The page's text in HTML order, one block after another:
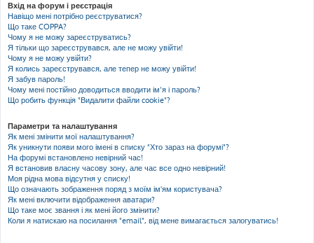
Вхід на форум і реєстрація
Навіщо мені потрібно реєструватися?
Що таке COPPA?
Чому я не можу зареєструватись?
Я тільки що зареєструвався, але не можу увійти!
Чому я не можу увійти?
Я колись зареєструвався, але тепер не можу увійти!
Я забув пароль!
Чому мені постійно доводиться вводити ім’я і пароль?
Що робить функція "Видалити файли cookie"?
Параметри та налаштування
Як мені змінити мої налаштування?
Як уникнути появи мого імені в списку "Хто зараз на форумі"?
На форумі встановлено невірний час!
Я встановив власну часову зону, але час все одно невірний!
Моя рідна мова відсутня у списку!
Що означають зображення поряд з моїм ім'ям користувача?
Як мені включити відображення аватари?
Що таке моє звання і як мені його змінити?
Коли я натискаю на посилання "email", від мене вимагається залогуватись!